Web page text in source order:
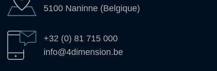
5100 Naninne (Belgique)
+32 (0) 81 715 000
info@4dimension.be